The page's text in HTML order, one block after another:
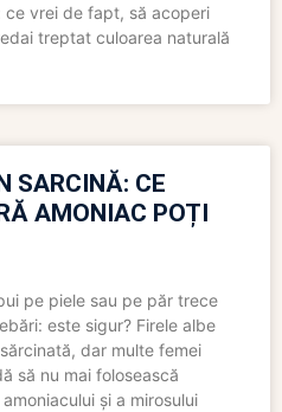
vrei de fapt, să acoperi
treptat culoarea naturală
SARCINĂ: CE
AMONIAC POȚI
pe piele sau pe păr trece
este sigur? Firele albe
dar multe femei
să nu mai folosească
și a mirosului